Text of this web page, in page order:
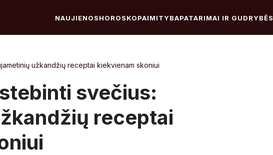
NAUJIENOSHOROSKOPAIMITYBAPATARIMAI IR GUDRYBĖS
užkandžių receptai kiekvienam skoniui
svečius:
receptai